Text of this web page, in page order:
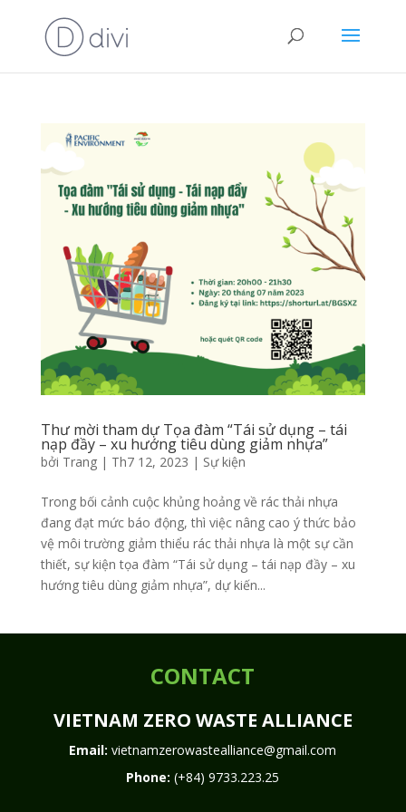
Thư mời tham dự Tọa đàm “Tái sử dụng – tái
nạp đầy – xu hướng tiêu dùng giảm nhựa”
bởi Trang| Th7 12, 2023 | Sự kiện
Trong bối cảnh cuộc khủng hoảng về rác thải nhựa
đang đạt mức báo động, thì việc nâng cao ý thức bảo
vệ môi trường giảm thiểu rác thải nhựa là một sự cần
thiết, sự kiện tọa đàm “Tái sử dụng – tái nạp đầy – xu
hướng tiêu dùng giảm nhựa”, dự kiến...
CONTACT
VIETNAM ZERO WASTE ALLIANCE
Email: vietnamzerowastealliance@gmail.com
Phone: (+84) 9733.223.25